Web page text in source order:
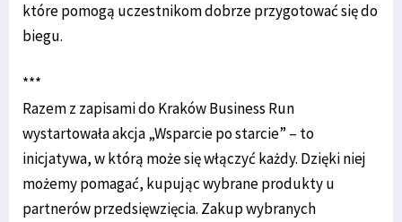
które pomogą uczestnikom dobrze przygotować się do
biegu.
***
Razem z zapisami do Kraków Business Run
wystartowała akcja „Wsparcie po starcie” – to
inicjatywa, w którą może się włączyć każdy. Dzięki niej
możemy pomagać, kupując wybrane produkty u
partnerów przedsięwzięcia. Zakup wybranych